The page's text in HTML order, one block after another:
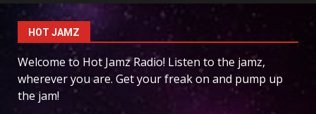
HOT JAMZ
Welcome to Hot Jamz Radio! Listen to the jamz,
wherever you are. Get your freak on and pump up
the jam!